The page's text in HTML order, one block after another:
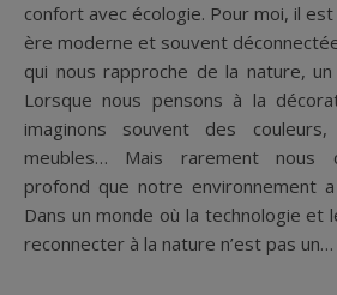
confort avec écologie. Pour moi, il
ère moderne et souvent
qui nous rapproche de la nature,
Lorsque nous pensons à la
imaginons souvent des
meubles… Mais rarement nous
profond que notre environnement
Dans un monde où la technologie et
reconnecter à la nature n’est pas un…